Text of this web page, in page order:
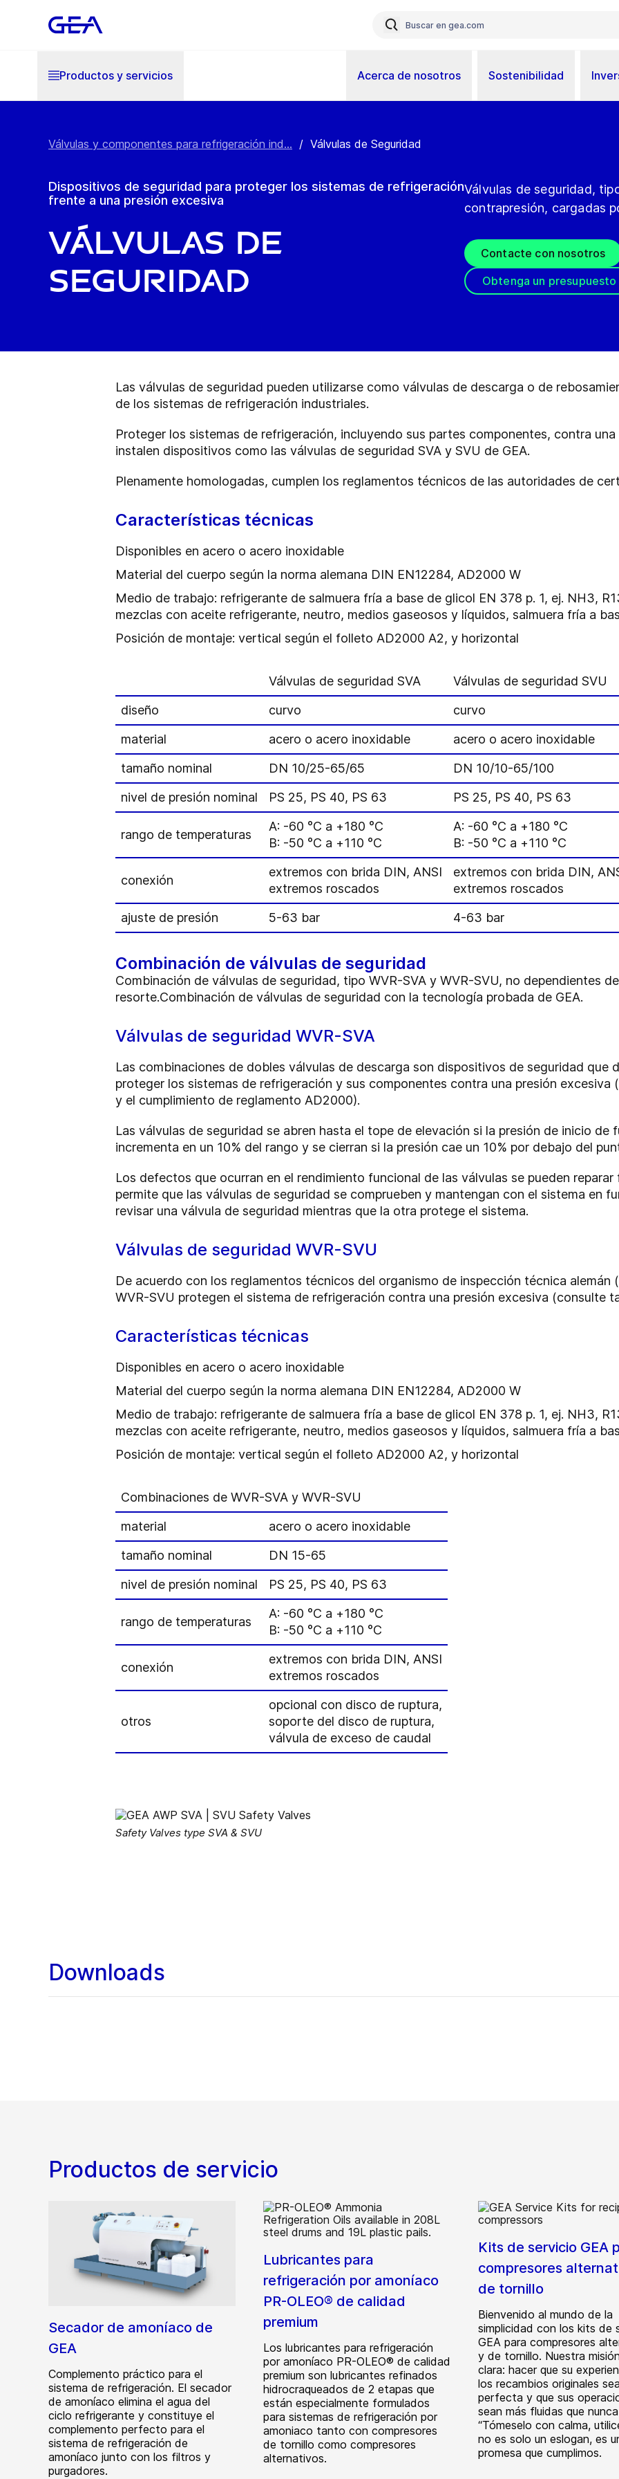
Productos y servicios Acerca de nosotros Sostenibilidad
Válvulas y componentes para refrigeración ind... / Válvulas de Seguridad
Dispositivos de seguridad para proteger los sistemas de refrigeración
frente a una presión excesiva
Válvulas de
Seguridad
Válvulas de seguridad,
contrapresión, cargadas
Contacte con nosotros
Obtenga un presupuesto
Las válvulas de seguridad pueden utilizarse como válvulas de descarga o de
de los sistemas de refrigeración industriales.
Proteger los sistemas de refrigeración, incluyendo sus partes componentes, contra
instalen dispositivos como las válvulas de seguridad SVA y SVU de GEA.
Plenamente homologadas, cumplen los reglamentos técnicos de las autoridades de
Características técnicas
Disponibles en acero o acero inoxidable
Material del cuerpo según la norma alemana DIN EN12284, AD2000 W
Medio de trabajo: refrigerante de salmuera fría a base de glicol EN 378 p. 1, ej. NH3,
mezclas con aceite refrigerante, neutro, medios gaseosos y líquidos, salmuera fría a
Posición de montaje: vertical según el folleto AD2000 A2, y horizontal
Válvulas de seguridad SVA
Válvulas de seguridad SVU
diseño
curvo
curvo
material
acero o acero inoxidable
acero o acero inoxidable
tamaño nominal
DN 10/25-65/65
DN 10/10-65/100
nivel de presión nominal
PS 25, PS 40, PS 63 PS 25, PS 40, PS 63
rango de temperaturas
A: -60 °C a +180 °C
B: -50 °C a +110 °C
A: -60 °C a +180 °C
B: -50 °C a +110 °C
conexión
extremos con brida DIN, ANSI
extremos roscados
extremos con brida DIN,
extremos roscados
ajuste de presión
5-63 bar 4-63 bar
Combinación de válvulas de seguridad
Combinación de válvulas de seguridad, tipo WVR-SVA y WVR-SVU, no dependientes
resorte.Combinación de válvulas de seguridad con la tecnología probada de GEA.
Válvulas de seguridad WVR-SVA
Las combinaciones de dobles válvulas de descarga son dispositivos de seguridad que
proteger los sistemas de refrigeración y sus componentes contra una presión
y el cumplimiento de reglamento AD2000).
Las válvulas de seguridad se abren hasta el tope de elevación si la presión de inicio de
incrementa en un 10% del rango y se cierran si la presión cae un 10% por debajo del
Los defectos que ocurran en el rendimiento funcional de las válvulas se pueden
permite que las válvulas de seguridad se comprueben y mantengan con el sistema en
revisar una válvula de seguridad mientras que la otra protege el sistema.
Válvulas de seguridad WVR-SVU
De acuerdo con los reglamentos técnicos del organismo de inspección técnica alemán
WVR-SVU protegen el sistema de refrigeración contra una presión excesiva (consulte
Características técnicas
Disponibles en acero o acero inoxidable
Material del cuerpo según la norma alemana DIN EN12284, AD2000 W
Medio de trabajo: refrigerante de salmuera fría a base de glicol EN 378 p. 1, ej. NH3,
mezclas con aceite refrigerante, neutro, medios gaseosos y líquidos, salmuera fría a
Posición de montaje: vertical según el folleto AD2000 A2, y horizontal
Combinaciones de WVR-SVA y WVR-SVU
material
acero o acero inoxidable
tamaño nominal
DN 15-65
nivel de presión nominal
PS 25, PS 40, PS 63
rango de temperaturas
A: -60 °C a +180 °C
B: -50 °C a +110 °C
conexión
extremos con brida DIN, ANSI
extremos roscados
otros
opcional con disco de ruptura,
soporte del disco de ruptura,
válvula de exceso de caudal
Safety Valves type SVA & SVU
Downloads
Productos de servicio
Secador de amoníaco de
GEA
Complemento práctico para el
sistema de refrigeración. El secador
de amoníaco elimina el agua del
ciclo refrigerante y constituye el
complemento perfecto para el
sistema de refrigeración de
amoníaco junto con los filtros y
purgadores.
Lubricantes para
refrigeración por amoníaco
PR-OLEO® de calidad
premium
Los lubricantes para refrigeración
por amoníaco PR-OLEO® de calidad
premium son lubricantes refinados
hidrocraqueados de 2 etapas que
están especialmente formulados
para sistemas de refrigeración por
amoniaco tanto con compresores
de tornillo como compresores
alternativos.
Kits de servicio GEA
compresores
de tornillo
Bienvenido al mundo de la
simplicidad con los kits de
GEA para compresores
y de tornillo. Nuestra
clara: hacer que su
los recambios originales
perfecta y que sus
sean más fluidas que
“Tómeselo con calma,
no es solo un eslogan, es
promesa que cumplimos.